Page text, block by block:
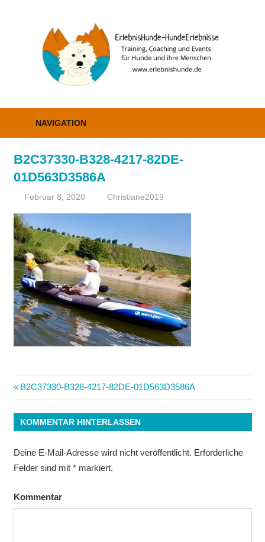
Coaching
NAVIGATION
B2C37330-B328-4217-82DE-
01D563D3586A
Februar 8, 2020 Christiane2019
Beitrags-
Navigation
Vorheriger
Beitrag:
B2C37330-B328-4217-82DE-01D563D3586A
KOMMENTAR HINTERLASSEN
Deine E-Mail-Adresse wird nicht veröffentlicht. Erforderliche
Felder sind mit *markiert.
Kommentar